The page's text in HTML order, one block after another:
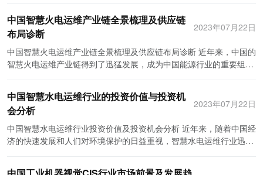
新，才能够实现电力大数据行业的可持续发展。
靠。然而，技术进步也对从业人员提出了更高的要求，需要不断提升
专业技能和学习新知识。 综上所述，中国光伏智慧运维行业面临着政
治、经济、社会和技术等多方面的宏观环境因素的影响。政府的政策
支持和经济发展为行业提供了广阔的市场机会，社会对环境保护的关
注和技术进步为行业发展带来了远大的空间。然而，行业也存在着政
适应新技术的发展。光伏智慧运维行业应加强研发创新、提高运维质
量，紧跟国家政策和市场需求，为中国清洁能源的可持续发展作出更
大的贡献。
备维修环节，各地的电力设备维修公司成立了专业的维修团队，具备
全方位的维修能力和技术。他们能够对发生故障的电力设备进行快速
维修和更换，以减少停电时间和经济损失。 总体来说，中国电力运维
产业链的布局状况良好。在电力设备制造环节，中国企业在技术和设
备等方面已经能够与国际接轨。在设备售后服务环节，设备制造商提
和维修公司也能够及时响应需求，保障电力系统运行的稳定性和可靠
性。 然而，中国电力运维产业链还存在一些挑战。首先，一些地区的
电力设备制造商和设备维修公司规模较小，技术和设备水平相对较
低，需要加大研发投入和技术培训，提高自身竞争力。其次，电力设
备维修领域还存在不少的瓶颈和难题，如设备维修人才短缺、设备故
电力系统的智能化和互联网技术的快速发展，电力运维产业链需要积
用率和可靠性。通过对风电设备的全面监测和数据分析，可以及时发
现和解决设备故障，减少停机时间，提高设备的可靠性和利用率。这
也可以帮助投资者获得更稳定的收益。 再次，智慧风电运维能够提供
全面的数据支持和决策参考。通过对风电设备的数据采集和分析，可
以全面了解设备的运行状况和健康状态，为运营商和投资者提供决策
策略，帮助企业降低运营风险和提高盈利能力。 在智慧风电运维领
域，目前存在着一些投资机会。 首先，智能风电监控系统是一个潜在
的投资机会。智能监控系统可以通过对风电设备的实时监测和数据分
析，帮助企业及时发现设备故障和异常情况，减少停机时间和维修成
本。因此，相关的监控设备和软件技术具有一定的投资价值。 其次，
对风电设备大量数据的整理和分析，挖掘出设备运行的潜在问题和优
环节。本文将讨论全球火电运维行业的发展现状以及未来的趋势前
景。 首先，全球火电运维行业的发展现状值得关注。目前，全球的火
力发电运营商和生产商对于火电运维的需求越来越高，这主要是由于
火电的运营成本、环境影响和可靠性要求等因素的影响。许多国家和
电运维行业在全球范围内迅速崛起。 其次，全球火电运维行业的趋势
前景值得关注。首先，随着火力发电行业的技术创新和数字化转型的
加速推进，火电运维行业的技术水平和效率将得到显著提升。例如，
火电运维人员可以利用物联网和大数据技术监测和诊断设备的状态，
提前发现潜在问题并进行及时处理。其次，环境保护和可再生能源的
淘汰高污染和高耗能的火力发电设备，转向清洁能源和可持续发展。
中国智慧火电运维产业链全景梳理及供应链
布局诊断
2023年07月22日
中国智慧火电运维产业链全景梳理及供应链布局诊断 近年来，中国的
智慧火电运维产业链得到了迅猛发展，成为中国能源行业的重要组成
造商、物联网技术提供商、数据分析公司、软件开发商、运维服务商
等多个环节组成。设备制造商负责生产各种火电设备，物联网技术提
供商提供智能感知装置和通信设备，数据分析公司负责收集和分析火
电设备运行数据，软件开发商开发智能化运维系统，运维服务商则根
中国智慧水电运维行业的投资价值与投资机
会分析
2023年07月22日
中国智慧水电运维行业投资价值及投资机会分析 近年来，随着中国经
济的快速发展和人们对环境保护的日益重视，智慧水电运维行业迅速